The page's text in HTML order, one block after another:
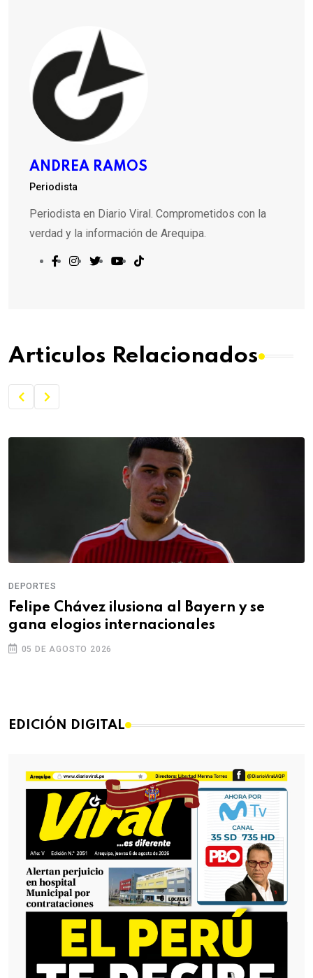
ANDREA RAMOS
Periodista
Periodista en Diario Viral. Comprometidos con la
verdad y la información de Arequipa.
Articulos Relacionados
DEPORTES
Felipe Chávez ilusiona al Bayern y se
gana elogios internacionales
05 DE AGOSTO 2026
EDICIÓN DIGITAL